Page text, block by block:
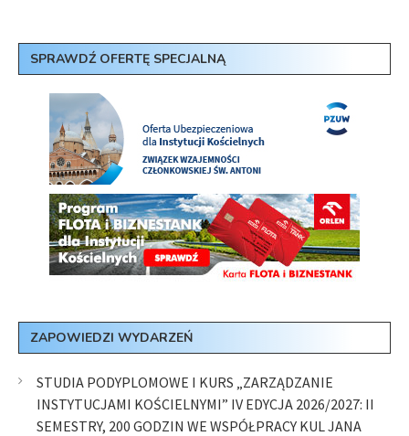
SPRAWDŹ OFERTĘ SPECJALNĄ
ZAPOWIEDZI WYDARZEŃ
STUDIA PODYPLOMOWE I KURS „ZARZĄDZANIE
INSTYTUCJAMI KOŚCIELNYMI” IV EDYCJA 2026/2027: II
SEMESTRY, 200 GODZIN WE WSPÓŁPRACY KUL JANA